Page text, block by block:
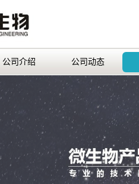
公司介绍 公司动态